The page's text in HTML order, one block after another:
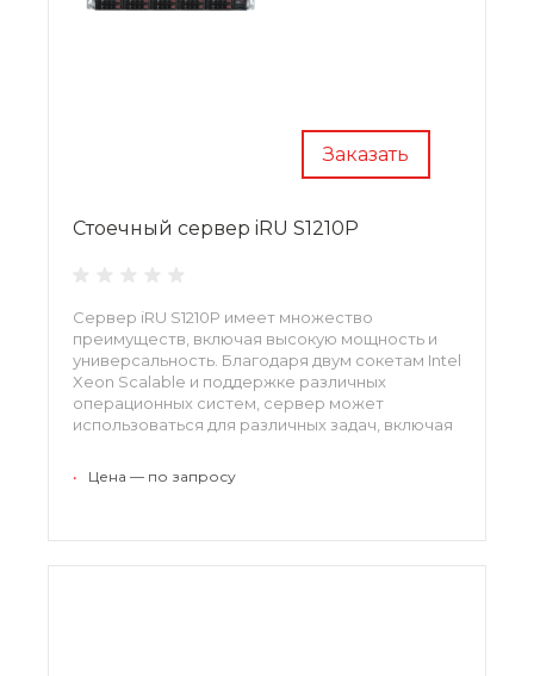
Заказать
Стоечный сервер iRU S1210P
Сервер iRU S1210P имеет множество
преимуществ, включая высокую мощность и
универсальность. Благодаря двум сокетам Intel
Xeon Scalable и поддержке различных
операционных систем, сервер может
использоваться для различных задач, включая
• Цена — по запросу